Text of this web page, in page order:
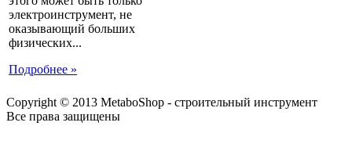
электроинструмент, не
оказывающий больших
физических...
Подробнее »
Copyright © 2013 MetaboShop - строительный инструмент
Все права защищены